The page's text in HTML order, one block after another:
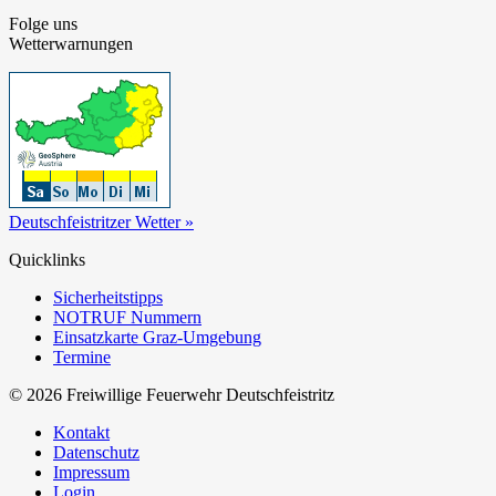
Folge uns
Wetterwarnungen
Deutschfeistritzer Wetter »
Quicklinks
Sicherheitstipps
NOTRUF Nummern
Einsatzkarte Graz-Umgebung
Termine
© 2026 Freiwillige Feuerwehr Deutschfeistritz
Kontakt
Datenschutz
Impressum